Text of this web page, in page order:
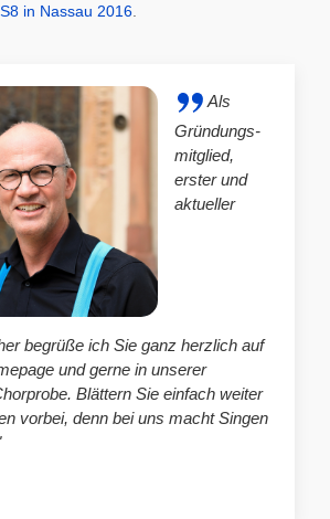
in Nassau 2016
Als
Gründungs-
mitglied,
erster und
aktueller
begrüße ich Sie ganz herzlich auf
und gerne in unserer
Blättern Sie einfach weiter
vorbei, denn bei uns macht Singen